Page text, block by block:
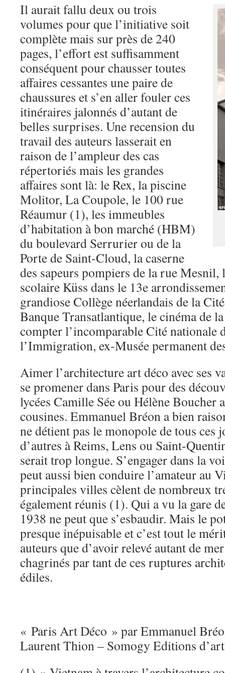
Il aurait fallu deux ou trois
volumes pour que l’initiative soit
complète mais sur près de 240
pages, l’effort est suffisamment
conséquent pour chausser toutes
affaires cessantes une paire de
chaussures et s’en aller fouler ces
itinéraires jalonnés d’autant de
belles surprises. Une recension du
travail des auteurs lasserait en
raison de l’ampleur des cas
répertoriés mais les grandes
affaires sont là: le Rex, la piscine
Molitor, La Coupole, le 100 rue
Réaumur (1), les immeubles
d’habitation à bon marché (HBM)
du boulevard Serrurier ou de la
Porte de Saint-Cloud, la caserne
des sapeurs pompiers de la rue
scolaire Küss dans le 13e
grandiose Collège néerlandais de la
Banque Transatlantique, le cinéma de
compter l’incomparable Cité nationale
l’Immigration, ex-Musée permanent
Aimer l’architecture art déco avec ses
se promener dans Paris pour des
lycées Camille Sée ou Hélène Boucher
cousines. Emmanuel Bréon a bien
ne détient pas le monopole de tous ces
d’autres à Reims, Lens ou Saint-
serait trop longue. S’engager dans la
peut aussi bien conduire l’amateur au
principales villes cèlent de nombreux
également réunis (1). Qui a vu la gare
1938 ne peut que s’esbaudir. Mais le
presque inépuisable et c’est tout le
auteurs que d’avoir relevé autant de
chagrinés par tant de ces ruptures
édiles.
« Paris Art Déco » par Emmanuel
Laurent Thion – Somogy Editions